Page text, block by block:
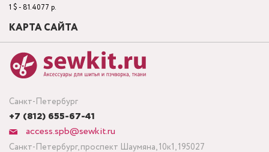
Санкт-Петербург
+7 (812) 655-67-41
access.spb@sewkit.ru
Санкт-Петербург, проспект Шаумяна, 10к1, 195027
1 $ - 81.4077 р.
КАРТА САЙТА